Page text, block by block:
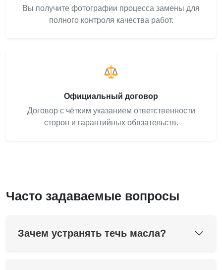
Вы получите фотографии процесса замены для
полного контроля качества работ.
Официальный договор
Договор с чётким указанием ответственности
сторон и гарантийных обязательств.
Часто задаваемые вопросы
Зачем устранять течь масла?